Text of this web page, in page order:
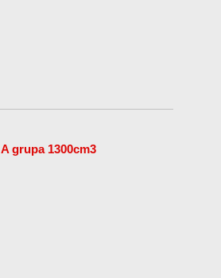
A grupa 1300cm3